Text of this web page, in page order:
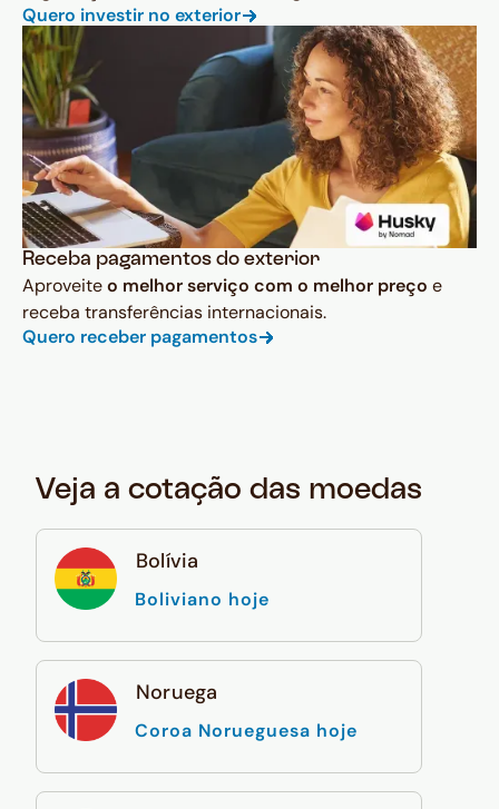
Quero investir no exterior
Receba pagamentos do exterior
Aproveiteo melhor serviço com o melhor preço e
receba transferências internacionais.
Quero receber pagamentos
Veja a cotação das moedas
Bolívia
Boliviano hoje
Noruega
Coroa Norueguesa hoje